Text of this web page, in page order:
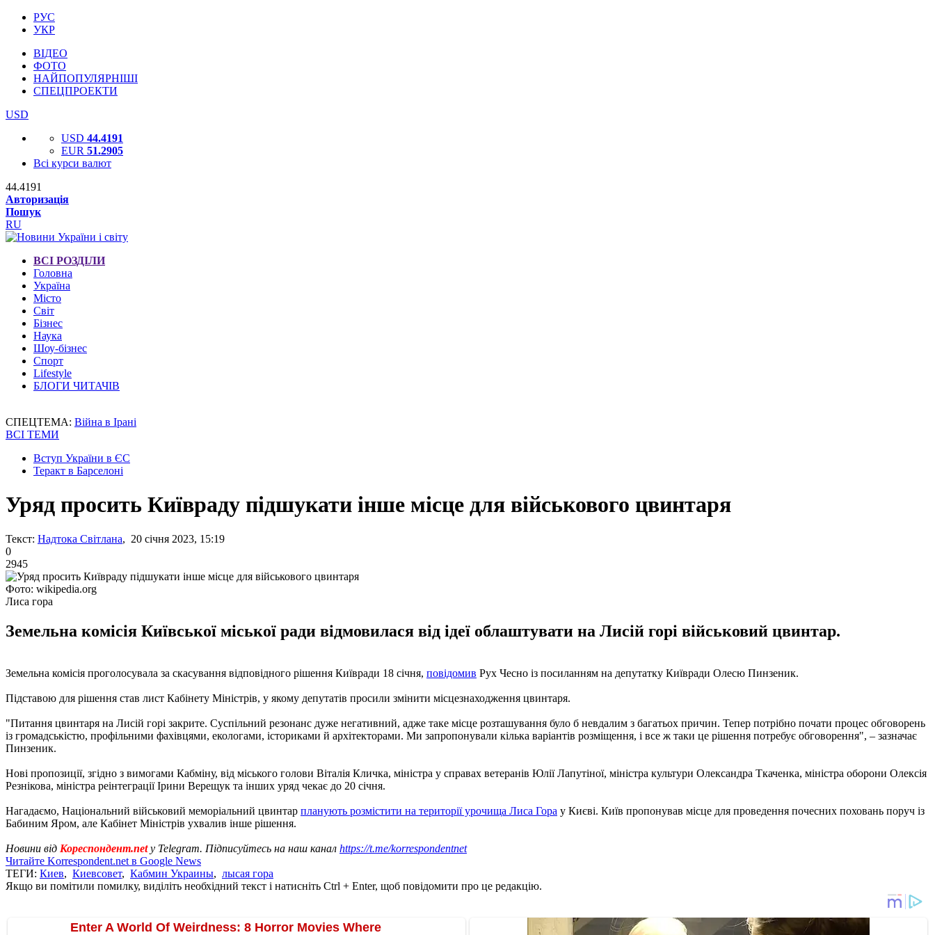
РУС
УКР
ВІДЕО
ФОТО
НАЙПОПУЛЯРНІШІ
СПЕЦПРОЕКТИ
USD
USD 44.4191
EUR 51.2905
Всі курси валют
44.4191
Авторизація
Пошук
RU
ВСІ РОЗДІЛИ
Головна
Україна
Місто
Світ
Бізнес
Наука
Шоу-бізнес
Спорт
Lifestyle
БЛОГИ ЧИТАЧІВ
СПЕЦТЕМА: Війна в Ірані
ВСІ ТЕМИ
Вступ України в ЄС
Теракт в Барселоні
Уряд просить Київраду підшукати інше місце для військового цвинтаря
Текст: Надтока Світлана, 20 січня 2023, 15:19
0
2945
Фото: wikipedia.org
Лиса гора
Земельна комісія Київської міської ради відмовилася від ідеї облаштувати на Лисій горі військовий цвинтар.
Земельна комісія проголосувала за скасування відповідного рішення Київради 18 січня, повідомив Рух Чесно із посиланням на депутатку Київради Олесю Пинзеник.
Підставою для рішення став лист Кабінету Міністрів, у якому депутатів просили змінити місцезнаходження цвинтаря.
"Питання цвинтаря на Лисій горі закрите. Суспільний резонанс дуже негативний, адже таке місце розташування було б невдалим з багатьох причин. Тепер потрібно почати процес обговорень
із громадськістю, профільними фахівцями, екологами, істориками й архітекторами. Ми запропонували кілька варіантів розміщення, і все ж таки це рішення потребує обговорення", – зазначає
Пинзеник.
Нові пропозиції, згідно з вимогами Кабміну, від міського голови Віталія Кличка, міністра у справах ветеранів Юлії Лапутіної, міністра культури Олександра Ткаченка, міністра оборони Олексія
Резнікова, міністра реінтеграції Ірини Верещук та інших уряд чекає до 20 січня.
Нагадаємо, Національний військовий меморіальний цвинтар планують розмістити на території урочища Лиса Гора у Києві. Київ пропонував місце для проведення почесних поховань поруч із
Бабиним Яром, але Кабінет Міністрів ухвалив інше рішення.
Новини від Кореспондент.netу Telegram. Підписуйтесь на наш канал https://t.me/korrespondentnet
Читайте Korrespondent.net в Google News
ТЕГИ: Киев, Киевсовет, Кабмин Украины, лысая гора
Якщо ви помітили помилку, виділіть необхідний текст і натисніть Ctrl + Enter, щоб повідомити про це редакцію.